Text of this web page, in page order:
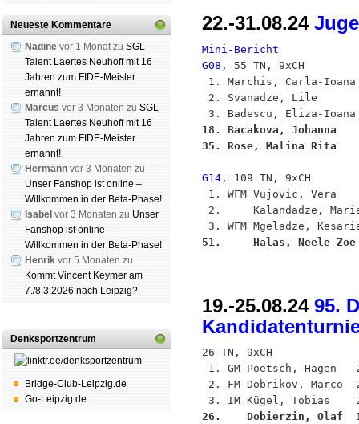
Neueste Kommentare
Nadine vor 1 Monat zu SGL-
Talent Laertes Neuhoff mit 16
Jahren zum FIDE-Meister
ernannt!
Marcus vor 3 Monaten zu SGL-
Talent Laertes Neuhoff mit 16
Jahren zum FIDE-Meister
ernannt!
Hermann vor 3 Monaten zu
Unser Fanshop ist online –
Willkommen in der Beta-Phase!
Isabel vor 3 Monaten zu Unser
Fanshop ist online –
Willkommen in der Beta-Phase!
Henrik vor 5 Monaten zu
Kommt Vincent Keymer am
7./8.3.2026 nach Leipzig?
Denksportzentrum
Bridge-Club-Leipzig.de
Go-Leipzig.de
22.-31.08.24
Mini-Bericht
G08 , 55 TN, 9xCH
1. Marchis, Carla-Ioana
2. Svanadze, Lile
18. Bacakova, Johanna
35. Rose, Malina Rita
G14 , 109 TN, 9xCH
1. WFM Vujovic, Vera
2.     Kalandadze,
51.     Halas, Neele Zoe
19.-25.08.24 95.
26 TN, 9xCH
1. GM Poetsch, Hagen
2. FM Dobrikov, Marco
26.    Dobierzin, Olaf